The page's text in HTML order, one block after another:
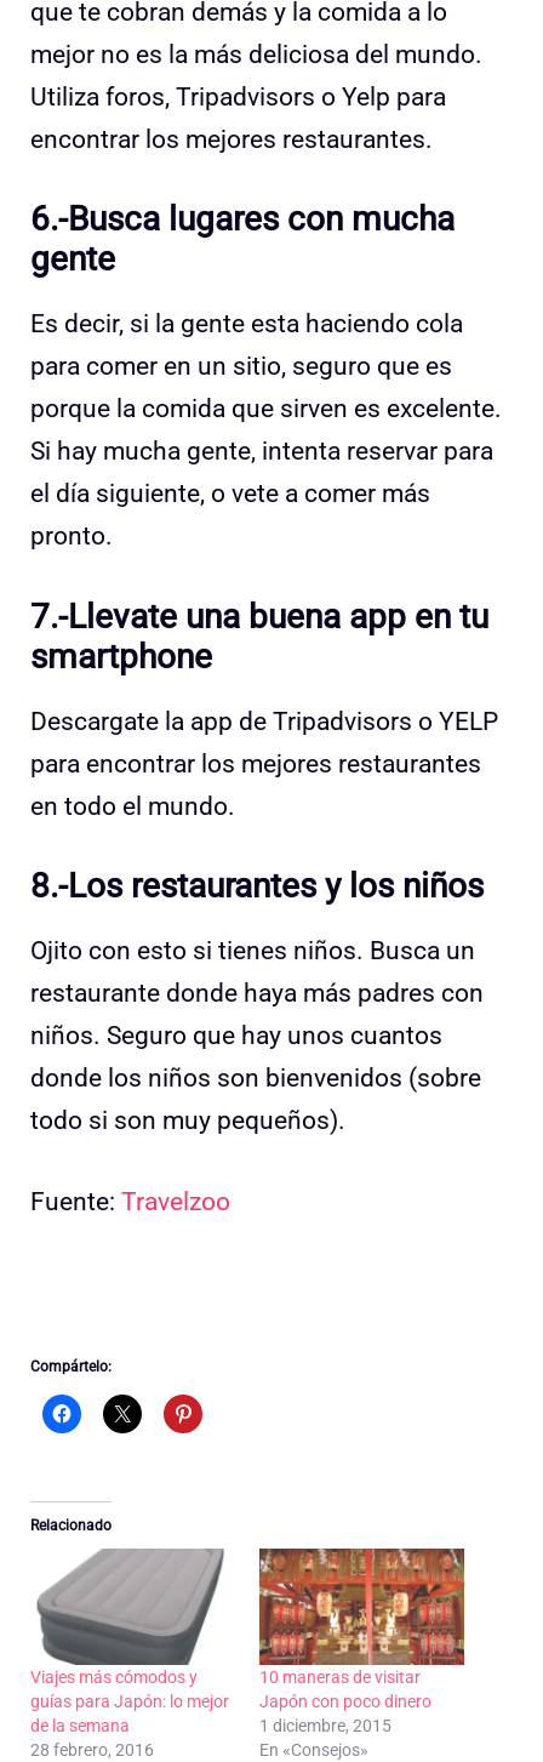
que te cobran demás y la comida a lo
mejor no es la más deliciosa del mundo.
Utiliza foros, Tripadvisors o Yelp para
encontrar los mejores restaurantes.
6.-Busca lugares con mucha
gente
Es decir, si la gente esta haciendo cola
para comer en un sitio, seguro que es
porque la comida que sirven es excelente.
Si hay mucha gente, intenta reservar para
el día siguiente, o vete a comer más
pronto.
7.-Llevate una buena app en tu
smartphone
Descargate la app de Tripadvisors o YELP
para encontrar los mejores restaurantes
en todo el mundo.
8.-Los restaurantes y los niños
Ojito con esto si tienes niños. Busca un
restaurante donde haya más padres con
niños. Seguro que hay unos cuantos
donde los niños son bienvenidos (sobre
todo si son muy pequeños).
Fuente: Travelzoo
Compártelo:
Relacionado
Viajes más cómodos y
guías para Japón: lo mejor
de la semana
28 febrero, 2016
10 maneras de visitar
Japón con poco dinero
1 diciembre, 2015
En «Consejos»